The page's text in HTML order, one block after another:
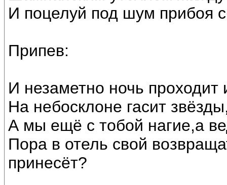
И поцелуй под шум прибоя
Припев:
И незаметно ночь
На небосклоне гасит
А мы ещё с тобой нагие,а
Пора в отель свой
принесёт?